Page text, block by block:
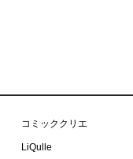
コミッククリエ
LiQulle